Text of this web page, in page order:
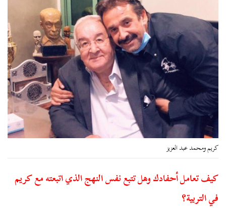
كريم ومحمد عبد العزيز
كيف تعامل أحفادك وهل تتبع نفس النهج الذي اتبعته مع كريم
في التربية؟